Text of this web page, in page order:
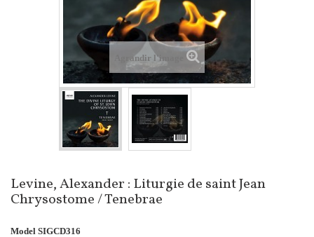
Agrandir l'image
Levine, Alexander : Liturgie de saint Jean
Chrysostome / Tenebrae
Model SIGCD316